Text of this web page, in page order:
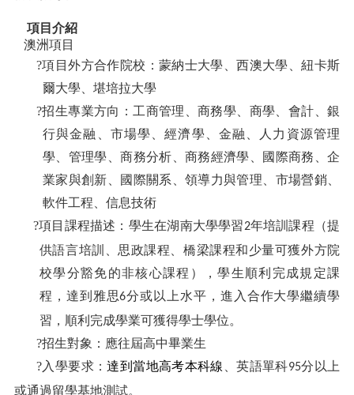
項目介紹
澳洲項目
?項目外方合作院校：蒙納士大學、西澳大學、紐卡斯
爾大學、堪培拉大學
?招生專業方向：工商管理、商務學、商學、會計、銀
行與金融、市場學、經濟學、金融、人力資源管理
學、管理學、商務分析、商務經濟學、國際商務、企
業家與創新、國際關系、領導力與管理、市場營銷、
軟件工程、信息技術
?項目課程描述：學生在湖南大學學習2年培訓課程（提
供語言培訓、思政課程、橋梁課程和少量可獲外方院
校學分豁免的非核心課程），學生順利完成規定課
程，達到雅思6分或以上水平，進入合作大學繼續學
習，順利完成學業可獲得學士學位。
?招生對象：應往屆高中畢業生
?入學要求：達到當地高考本科線 、英語單科95分以上
或通過留學基地測試。